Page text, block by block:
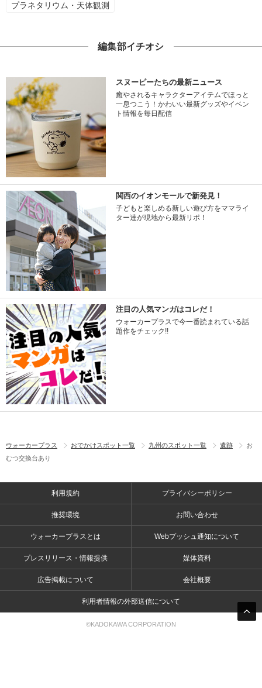
プラネタリウム・天体観測
編集部イチオシ
スヌーピーたちの最新ニュース
癒やされるキャラクターアイテムでほっと
一息つこう！かわいい最新グッズやイベン
ト情報を毎日配信
関西のイオンモールで新発見！
子どもと楽しめる新しい遊び方をママライ
ター達が現地から最新リポ！
注目の人気マンガはコレだ！
ウォーカープラスで今一番読まれている話
題作をチェック!!
ウォーカープラス おでかけスポット一覧 九州のスポット一覧 遺跡
お
むつ交換台あり
利用規約 プライバシーポリシー
推奨環境 お問い合わせ
ウォーカープラスとは Webプッシュ通知について
プレスリリース・情報提供 媒体資料
広告掲載について 会社概要
利用者情報の外部送信について
©KADOKAWA CORPORATION